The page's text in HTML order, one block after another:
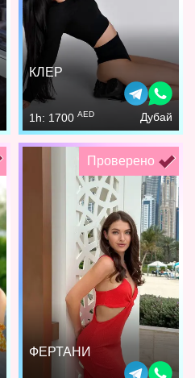
КЛЕР
1h: 1700 AED Дубай
Проверено
ФЕРТАНИ